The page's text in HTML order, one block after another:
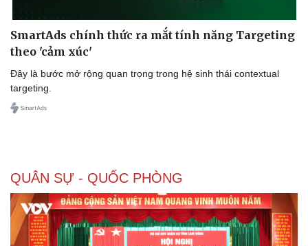
SmartAds chính thức ra mắt tính năng Targeting
theo 'cảm xúc'
Đây là bước mở rộng quan trọng trong hệ sinh thái contextual
targeting.
QUÂN SỰ - QUỐC PHÒNG